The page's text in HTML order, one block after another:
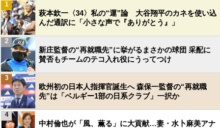
萩本欽一〈34〉私の“運”論 大谷翔平のカネを使い込
んだ通訳に「小さな声で『ありがとう』」
1
新庄監督の“再就職先”に挙がるまさかの球団 采配に
賛否もチームのテコ入れ役にうってつけ
2
欧州初の日本人指揮官誕生へ 森保一監督の“再就職
先”は「ベルギー1部の日系クラブ」一択か
3
中村倫也が「風、薫る」に大貢献…妻・水卜麻美アナ
4